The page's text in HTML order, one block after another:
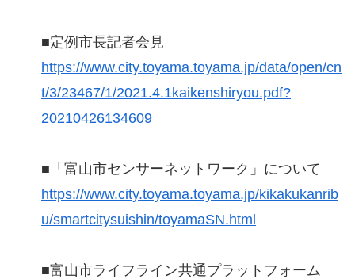
■定例市長記者会見
https://www.city.toyama.toyama.jp/data/open/cn
t/3/23467/1/2021.4.1kaikenshiryou.pdf?
20210426134609
■「富山市センサーネットワーク」について
https://www.city.toyama.toyama.jp/kikakukanrib
u/smartcitysuishin/toyamaSN.html
■富山市ライフライン共通プラットフォーム